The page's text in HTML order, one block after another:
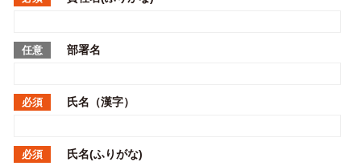
任意 部署名
必須 氏名（漢字）
必須 氏名(ふりがな)